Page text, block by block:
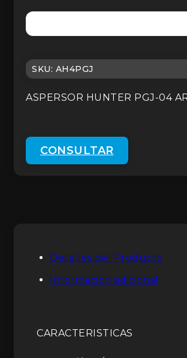
SKU: AH4PGJ
ASPERSOR HUNTER PGJ-04
CONSULTAR
Detalles del Producto
Información adicional
CARACTERISTICAS